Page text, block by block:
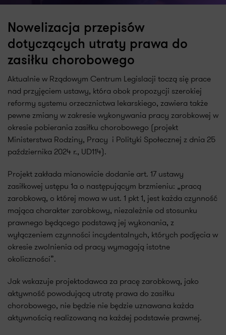
Nowelizacja przepisów
dotyczących utraty prawa do
zasiłku chorobowego
Aktualnie w Rządowym Centrum Legislacji toczą się prace
nad przyjęciem ustawy, która obok propozycji szerokiej
reformy systemu orzecznictwa lekarskiego, zawiera także
pewne zmiany w zakresie wykonywania pracy zarobkowej w
okresie pobierania zasiłku chorobowego (projekt
Ministerstwa Rodziny, Pracy i Polityki Społecznej z dnia 25
października 2024 r., UD114).
Projekt zakłada mianowicie dodanie art. 17 ustawy
zasiłkowej ustępu 1a o następującym brzmieniu: „pracą
zarobkową, o której mowa w ust. 1 pkt 1, jest każda czynność
mająca charakter zarobkowy, niezależnie od stosunku
prawnego będącego podstawą jej wykonania, z
wyłączeniem czynności incydentalnych, których podjęcia w
okresie zwolnienia od pracy wymagają istotne
okoliczności”.
Jak wskazuje projektodawca za pracę zarobkową, jako
aktywność powodującą utratę prawa do zasiłku
chorobowego, nie będzie nie będzie uznawana każda
aktywnością realizowaną na każdej podstawie prawnej.